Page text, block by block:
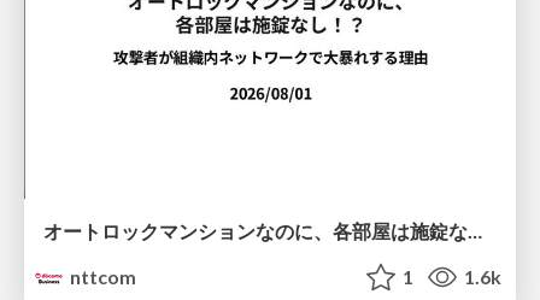
オートロックマンションなのに、各部屋は施錠なし！？ 攻撃者が組織内ネットワークで大暴れする理由 / The Front Door Is Locked, but the Rooms Are Wide Open: Why Attackers Move Freely Inside Enterprise Networks
nttcom
1 1.6k